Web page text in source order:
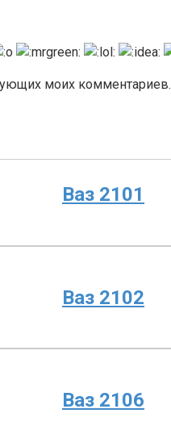
моих комментариев.
Ваз 2101
Ваз 2102
Ваз 2106